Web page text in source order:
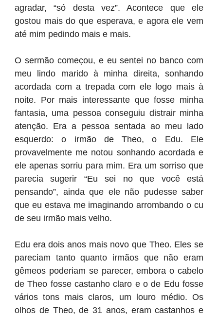
agradar, “só desta vez”. Acontece que ele
gostou mais do que esperava, e agora ele vem
até mim pedindo mais e mais.
O sermão começou, e eu sentei no banco com
meu lindo marido à minha direita, sonhando
acordada com a trepada com ele logo mais à
noite. Por mais interessante que fosse minha
fantasia, uma pessoa conseguiu distrair minha
atenção. Era a pessoa sentada ao meu lado
esquerdo: o irmão de Theo, o Edu. Ele
provavelmente me notou sonhando acordada e
ele apenas sorriu para mim. Era um sorriso que
parecia sugerir “Eu sei no que você está
pensando”, ainda que ele não pudesse saber
que eu estava me imaginando arrombando o cu
de seu irmão mais velho.
Edu era dois anos mais novo que Theo. Eles se
pareciam tanto quanto irmãos que não eram
gêmeos poderiam se parecer, embora o cabelo
de Theo fosse castanho claro e o de Edu fosse
vários tons mais claros, um louro médio. Os
olhos de Theo, de 31 anos, eram castanhos e